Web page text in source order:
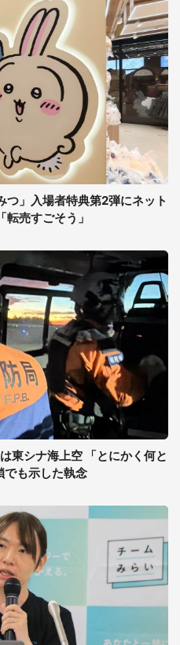
つ」入場者特典第2弾にネット
売すごそう」
東シナ海上空 「とにかく何と
でも示した執念